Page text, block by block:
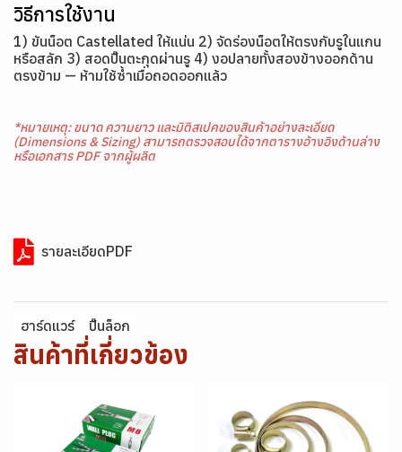
วิธีการใช้งาน
1) ขันน็อต Castellated ให้แน่น 2) จัดร่องน็อตให้ตรงกับรูในแกน
หรือสลัก 3) สอดปิ๊นตะกุดผ่านรู 4) งอปลายทั้งสองข้างออกด้าน
ตรงข้าม — ห้ามใช้ซ้ำเมื่อถอดออกแล้ว
*หมายเหตุ: ขนาด ความยาว และมิติสเปคของสินค้าอย่างละเอียด
(Dimensions & Sizing) สามารถตรวจสอบได้จากตารางอ้างอิงด้านล่าง
หรือเอกสาร PDF จากผู้ผลิต
รายละเอียดPDF
ฮาร์ดแวร์ ปิ๊นล็อก
สินค้าที่เกี่ยวข้อง